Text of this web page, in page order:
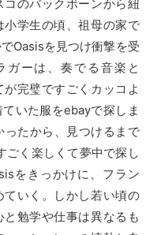
のバックボーンから紐
学生の頃、祖母の家で
Oasisを見つけ衝撃を受
ガーは、奏でる音楽と
完璧ですごくカッコよ
いた服をebayで探しま
ったから、見つけるまで
ごく楽しくて夢中で探し
をきっかけに、フラン
いく。しかし若い頃の
勉学や仕事は異なるも